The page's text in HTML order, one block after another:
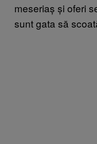
meseriaș și oferi
sunt gata să